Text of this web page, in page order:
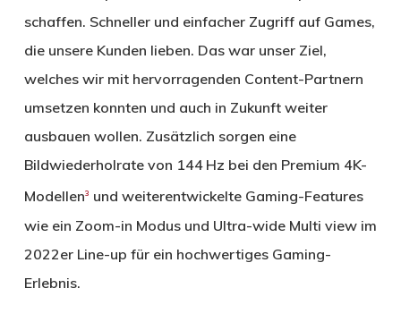
schaffen. Schneller und einfacher Zugriff auf Games,
die unsere Kunden lieben. Das war unser Ziel,
welches wir mit hervorragenden Content-Partnern
umsetzen konnten und auch in Zukunft weiter
ausbauen wollen. Zusätzlich sorgen eine
Bildwiederholrate von 144 Hz bei den Premium 4K-
Modellen3 und weiterentwickelte Gaming-Features
wie ein Zoom-in Modus und Ultra-wide Multi view im
2022er Line-up für ein hochwertiges Gaming-
Erlebnis.